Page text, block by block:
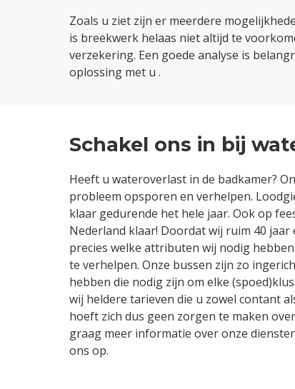
Zoals u ziet zijn er meerdere
is breekwerk helaas niet altijd te
verzekering. Een goede analyse is
oplossing met u .
Schakel ons in bij
Heeft u wateroverlast in de badkamer?
probleem opsporen en verhelpen.
klaar gedurende het hele jaar. Ook op
Nederland klaar! Doordat wij ruim 40
precies welke attributen wij nodig
te verhelpen. Onze bussen zijn zo
hebben die nodig zijn om elke
wij heldere tarieven die u zowel contant
hoeft zich dus geen zorgen te maken
graag meer informatie over onze
ons op.